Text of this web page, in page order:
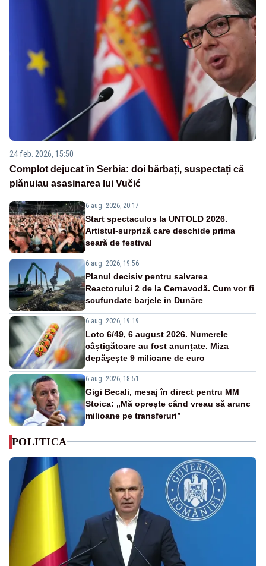
24 feb. 2026, 15:50
Complot dejucat în Serbia: doi bărbați, suspectați că
plănuiau asasinarea lui Vučić
6 aug. 2026, 20:17
Start spectaculos la UNTOLD 2026.
Artistul-surpriză care deschide prima
seară de festival
6 aug. 2026, 19:56
Planul decisiv pentru salvarea
Reactorului 2 de la Cernavodă. Cum vor fi
scufundate barjele în Dunăre
6 aug. 2026, 19:19
Loto 6/49, 6 august 2026. Numerele
câștigătoare au fost anunțate. Miza
depășește 9 milioane de euro
6 aug. 2026, 18:51
Gigi Becali, mesaj în direct pentru MM
Stoica: „Mă oprește când vreau să arunc
milioane pe transferuri”
POLITICA